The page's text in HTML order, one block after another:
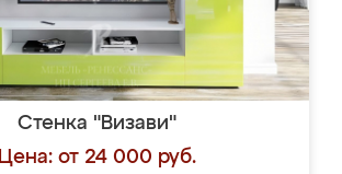
Стенка "Визави"
Цена: от 24 000 руб.